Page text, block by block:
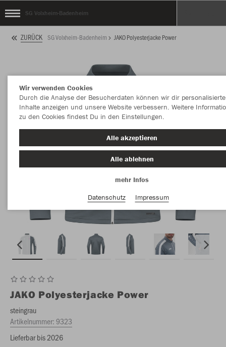
SG Volxheim-Badenheim
ZURÜCK SG Volxheim-Badenheim JAKO Polyesterjacke Power
JAKO Polyesterjacke Power
steingrau
Artikelnummer:9323
Lieferbar bis 2026
Wir verwenden Cookies
Durch die Analyse der Besucherdaten können wir dir personalisierte
Inhalte anzeigen und unsere Website verbessern. Weitere
zu den Cookies findest Du in den Einstellungen.
Alle akzeptieren
Alle ablehnen
mehr Infos
Datenschutz
Impressum